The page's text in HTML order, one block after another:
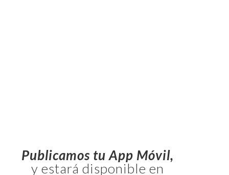
Publicamos tu App Móvil,
y estará disponible en